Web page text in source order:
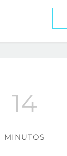
14
MINUTOS